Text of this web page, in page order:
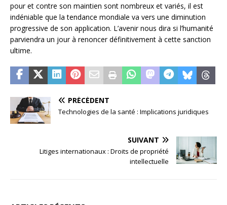
pour et contre son maintien sont nombreux et variés, il est
indéniable que la tendance mondiale va vers une diminution
progressive de son application. L’avenir nous dira si l’humanité
parviendra un jour à renoncer définitivement à cette sanction
ultime.
PRÉCÉDENT
Technologies de la santé : Implications juridiques
SUIVANT
Litiges internationaux : Droits de propriété
intellectuelle